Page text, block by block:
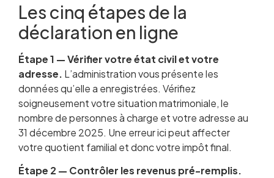
Les cinq étapes de la
déclaration en ligne
Étape 1 — Vérifier votre état civil et votre
adresse. L’administration vous présente les
données qu’elle a enregistrées. Vérifiez
soigneusement votre situation matrimoniale, le
nombre de personnes à charge et votre adresse au
31 décembre 2025. Une erreur ici peut affecter
votre quotient familial et donc votre impôt final.
Étape 2 — Contrôler les revenus pré-remplis.